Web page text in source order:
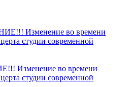
Изменение во времени
студии современной